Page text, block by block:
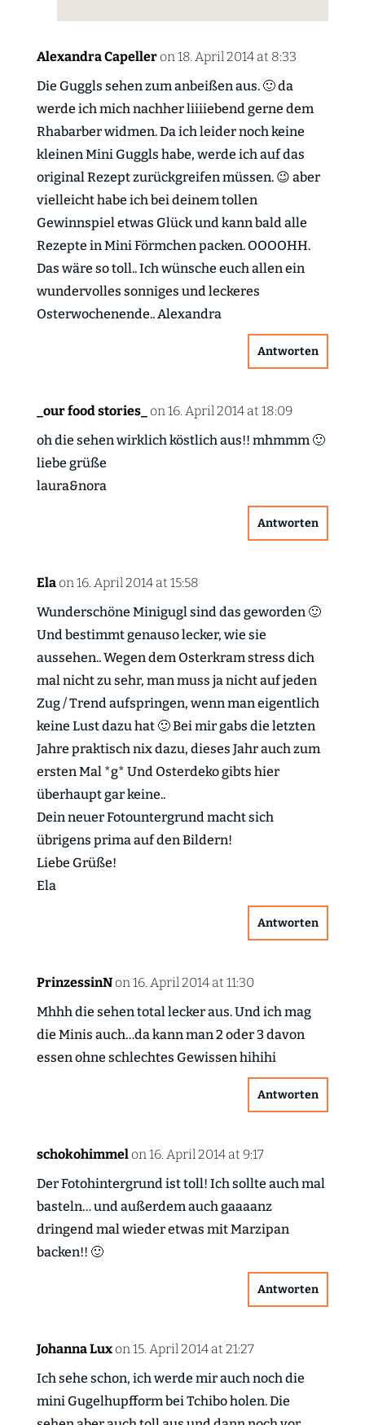
Alexandra Capeller on 18. April 2014 at 8:33
Die Guggls sehen zum anbeißen aus. 🙂 da
werde ich mich nachher liiiiebend gerne dem
Rhabarber widmen. Da ich leider noch keine
kleinen Mini Guggls habe, werde ich auf das
original Rezept zurückgreifen müssen. 😉 aber
vielleicht habe ich bei deinem tollen
Gewinnspiel etwas Glück und kann bald alle
Rezepte in Mini Förmchen packen. OOOOHH.
Das wäre so toll.. Ich wünsche euch allen ein
wundervolles sonniges und leckeres
Osterwochenende.. Alexandra
Antworten
_our food stories_
on 16. April 2014 at 18:09
oh die sehen wirklich köstlich aus!! mhmmm 🙂
liebe grüße
laura&nora
Antworten
Ela on 16. April 2014 at 15:58
Wunderschöne Minigugl sind das geworden 🙂
Und bestimmt genauso lecker, wie sie
aussehen.. Wegen dem Osterkram stress dich
mal nicht zu sehr, man muss ja nicht auf jeden
Zug / Trend aufspringen, wenn man eigentlich
keine Lust dazu hat 🙂 Bei mir gabs die letzten
Jahre praktisch nix dazu, dieses Jahr auch zum
ersten Mal *g* Und Osterdeko gibts hier
überhaupt gar keine..
Dein neuer Fotountergrund macht sich
übrigens prima auf den Bildern!
Liebe Grüße!
Ela
Antworten
PrinzessinN on 16. April 2014 at 11:30
Mhhh die sehen total lecker aus. Und ich mag
die Minis auch…da kann man 2 oder 3 davon
essen ohne schlechtes Gewissen hihihi
Antworten
schokohimmel on 16. April 2014 at 9:17
Der Fotohintergrund ist toll! Ich sollte auch mal
basteln… und außerdem auch gaaaanz
dringend mal wieder etwas mit Marzipan
backen!! 🙂
Antworten
Johanna Lux on 15. April 2014 at 21:27
Ich sehe schon, ich werde mir auch noch die
mini Gugelhupfform bei Tchibo holen. Die